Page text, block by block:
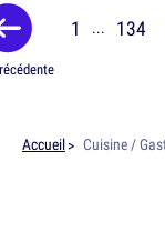
1 ... 134
Accueil Cuisine /